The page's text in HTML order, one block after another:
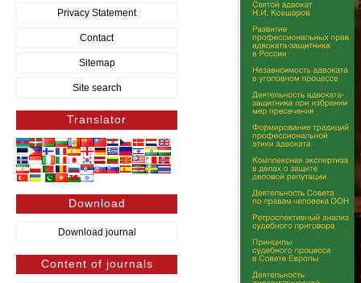
Privacy Statement
Contact
Sitemap
Site search
Translator
Download
Download journal
Content of journals